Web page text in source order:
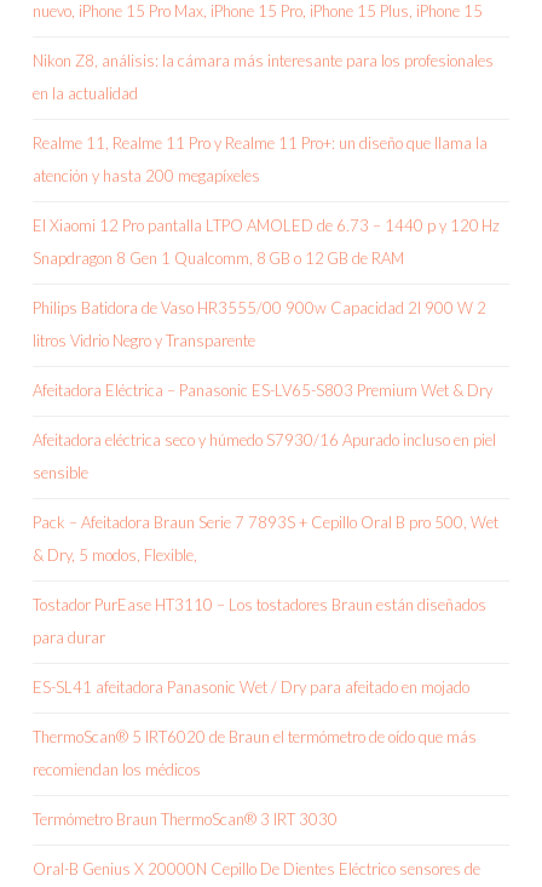
nuevo, iPhone 15 Pro Max, iPhone 15 Pro, iPhone 15 Plus, iPhone 15
Nikon Z8, análisis: la cámara más interesante para los profesionales
en la actualidad
Realme 11, Realme 11 Pro y Realme 11 Pro+: un diseño que llama la
atención y hasta 200 megapíxeles
El Xiaomi 12 Pro pantalla LTPO AMOLED de 6.73 – 1440 p y 120 Hz
Snapdragon 8 Gen 1 Qualcomm, 8 GB o 12 GB de RAM
Philips Batidora de Vaso HR3555/00 900w Capacidad 2l 900 W 2
litros Vidrio Negro y Transparente
Afeitadora Eléctrica – Panasonic ES-LV65-S803 Premium Wet & Dry
Afeitadora eléctrica seco y húmedo S7930/16 Apurado incluso en piel
sensible
Pack – Afeitadora Braun Serie 7 7893S + Cepillo Oral B pro 500, Wet
& Dry, 5 modos, Flexible,
Tostador PurEase HT3110 – Los tostadores Braun están diseñados
para durar
ES-SL41 afeitadora Panasonic Wet / Dry para afeitado en mojado
ThermoScan® 5 IRT6020 de Braun el termómetro de oído que más
recomiendan los médicos
Termómetro Braun ThermoScan® 3 IRT 3030
Oral-B Genius X 20000N Cepillo De Dientes Eléctrico sensores de